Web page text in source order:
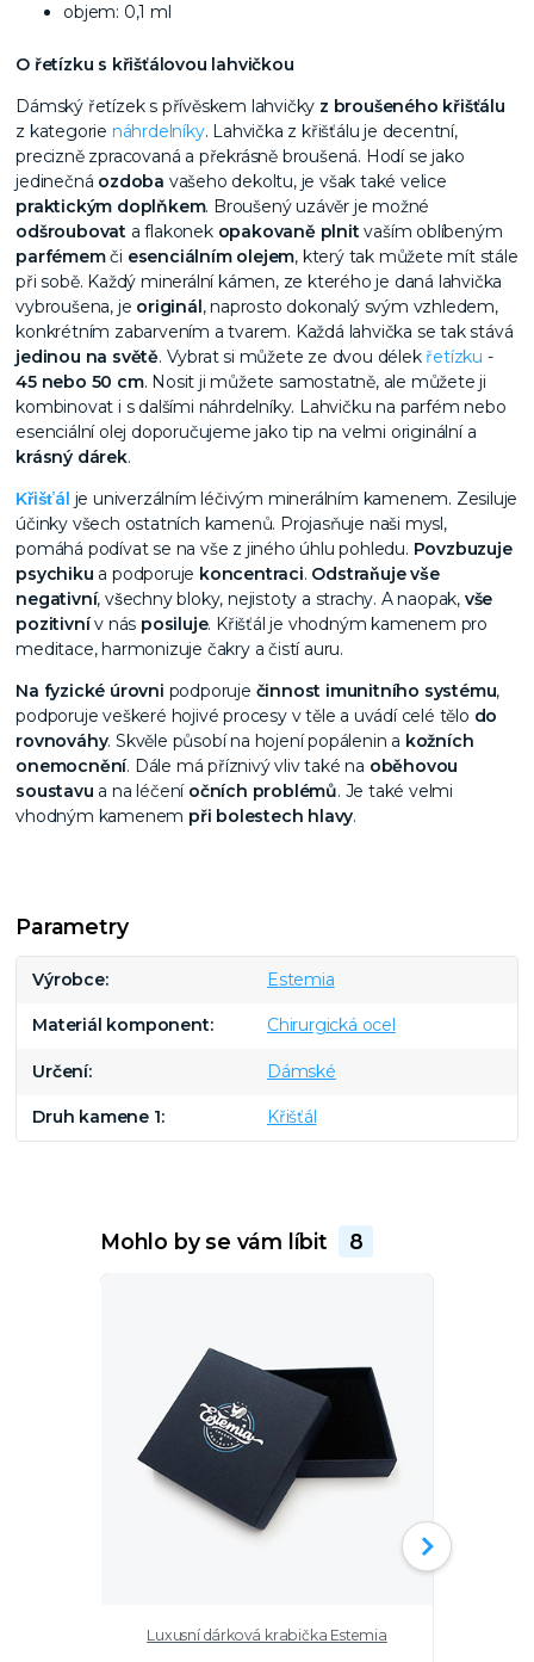
objem: 0,1 ml
O řetízku s křišťálovou lahvičkou
Dámský řetízek s přívěskem lahvičky z broušeného křišťálu
z kategorie náhrdelníky. Lahvička z křišťálu je decentní,
precizně zpracovaná a překrásně broušená. Hodí se jako
jedinečná ozdoba vašeho dekoltu, je však také velice
praktickým doplňkem. Broušený uzávěr je možné
odšroubovata flakonek opakovaně plnitvaším oblíbeným
parfémemči esenciálním olejem, který tak můžete mít stále
při sobě. Každý minerální kámen, ze kterého je daná lahvička
vybroušena, je originál, naprosto dokonalý svým vzhledem,
konkrétním zabarvením a tvarem. Každá lahvička se tak stává
jedinou na světě. Vybrat si můžete ze dvou délek řetízku -
45 nebo 50 cm. Nosit ji můžete samostatně, ale můžete ji
kombinovat i s dalšími náhrdelníky. Lahvičku na parfém nebo
esenciální olej doporučujeme jako tip na velmi originální a
krásný dárek.
Křišťál je univerzálním léčivým minerálním kamenem. Zesiluje
účinky všech ostatních kamenů. Projasňuje naši mysl,
pomáhá podívat se na vše z jiného úhlu pohledu. Povzbuzuje
psychiku a podporuje koncentraci. Odstraňuje vše
negativní, všechny bloky, nejistoty a strachy. A naopak, vše
pozitivnív nás posiluje. Křišťál je vhodným kamenem pro
meditace, harmonizuje čakry a čistí auru.
Na fyzické úrovni podporuje činnost imunitního systému,
podporuje veškeré hojivé procesy v těle a uvádí celé tělo do
rovnováhy. Skvěle působí na hojení popálenin a kožních
onemocnění. Dále má příznivý vliv také na oběhovou
soustavu a na léčení očních problémů. Je také velmi
vhodným kamenem při bolestech hlavy.
Parametry
Výrobce Estemia
Materiál komponent Chirurgická ocel
Určení Dámské
Druh kamene 1 Křišťál
Mohlo by se vám líbit 8
Luxusní dárková krabička Estemia